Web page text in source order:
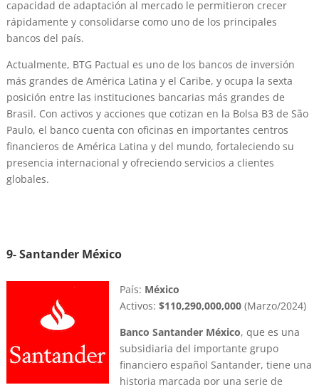
capacidad de adaptación al mercado le permitieron crecer
rápidamente y consolidarse como uno de los principales
bancos del país.
Actualmente, BTG Pactual es uno de los bancos de inversión
más grandes de América Latina y el Caribe, y ocupa la sexta
posición entre las instituciones bancarias más grandes de
Brasil. Con activos y acciones que cotizan en la Bolsa B3 de São
Paulo, el banco cuenta con oficinas en importantes centros
financieros de América Latina y del mundo, fortaleciendo su
presencia internacional y ofreciendo servicios a clientes
globales.
9- Santander México
País: México
Activos: $110,290,000,000 (Marzo/2024)
Banco Santander México, que es una
subsidiaria del importante grupo
financiero español Santander, tiene una
historia marcada por una serie de